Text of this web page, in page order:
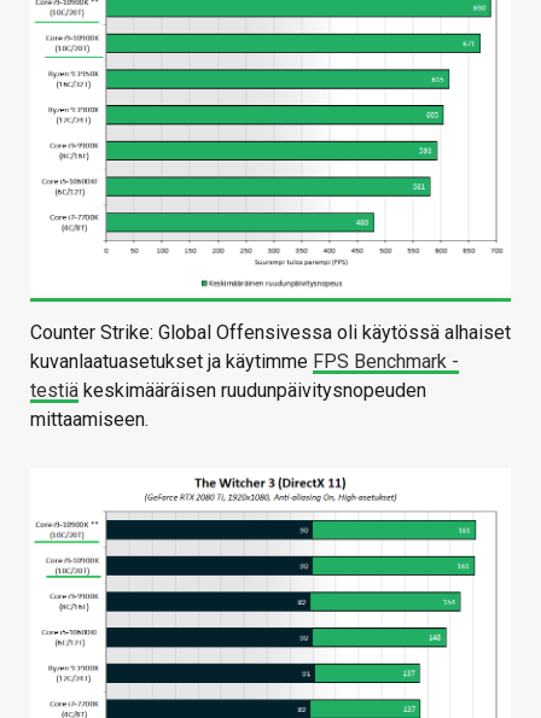
Counter Strike: Global Offensivessa oli käytössä alhaiset
kuvanlaatuasetukset ja käytimme FPS Benchmark -
testiä keskimääräisen ruudunpäivitysnopeuden
mittaamiseen.